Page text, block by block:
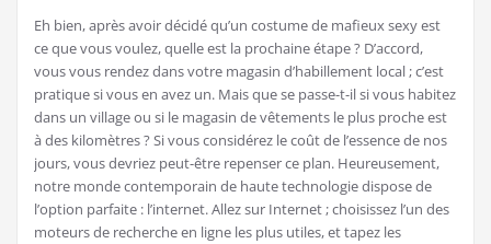
Eh bien, après avoir décidé qu’un costume de mafieux sexy est
ce que vous voulez, quelle est la prochaine étape ? D’accord,
vous vous rendez dans votre magasin d’habillement local ; c’est
pratique si vous en avez un. Mais que se passe-t-il si vous habitez
dans un village ou si le magasin de vêtements le plus proche est
à des kilomètres ? Si vous considérez le coût de l’essence de nos
jours, vous devriez peut-être repenser ce plan. Heureusement,
notre monde contemporain de haute technologie dispose de
l’option parfaite : l’internet. Allez sur Internet ; choisissez l’un des
moteurs de recherche en ligne les plus utiles, et tapez les